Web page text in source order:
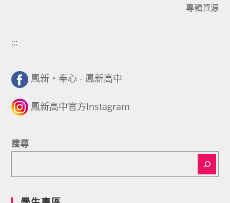
專輯資源
:::
鳳新・奉心 - 鳳新高中
鳳新高中官方Instagram
搜尋